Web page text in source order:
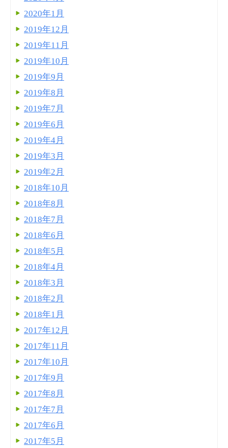
2020年1月
2019年12月
2019年11月
2019年10月
2019年9月
2019年8月
2019年7月
2019年6月
2019年4月
2019年3月
2019年2月
2018年10月
2018年8月
2018年7月
2018年6月
2018年5月
2018年4月
2018年3月
2018年2月
2018年1月
2017年12月
2017年11月
2017年10月
2017年9月
2017年8月
2017年7月
2017年6月
2017年5月